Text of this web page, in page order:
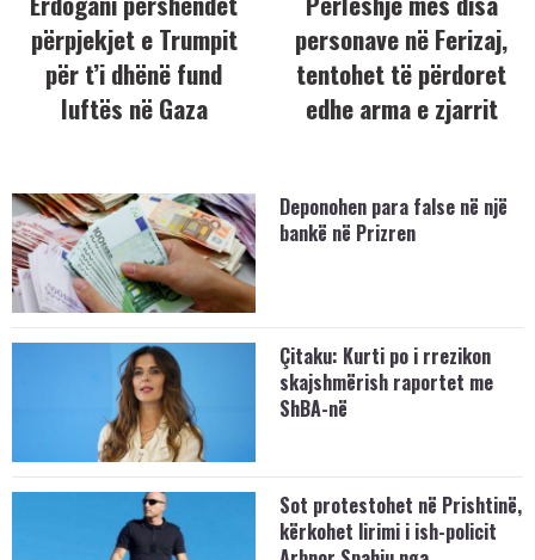
përpjekjet e Trumpit
për t’i dhënë fund
luftës në Gaza
personave në Ferizaj,
tentohet të përdoret
edhe arma e zjarrit
Deponohen para false në një
bankë në Prizren
Çitaku: Kurti po i rrezikon
skajshmërish raportet me
ShBA-në
Sot protestohet në Prishtinë,
kërkohet lirimi i ish-policit